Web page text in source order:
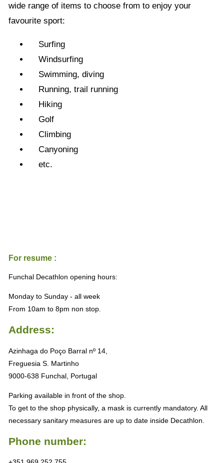
wide range of items to choose from to enjoy your
favourite sport:
Surfing
Windsurfing
Swimming, diving
Running, trail running
Hiking
Golf
Climbing
Canyoning
etc.
For resume :
Funchal Decathlon opening hours:
Monday to Sunday - all week
From 10am to 8pm non stop.
Address:
Azinhaga do Poço Barral nº 14,
Freguesia S. Martinho
9000-638 Funchal, Portugal
Parking available in front of the shop.
To get to the shop physically, a mask is currently mandatory. All
necessary sanitary measures are up to date inside Decathlon.
Phone number: